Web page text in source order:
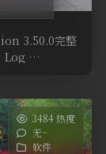
3.50.0完整
Log …
3484 热度
无~
软件